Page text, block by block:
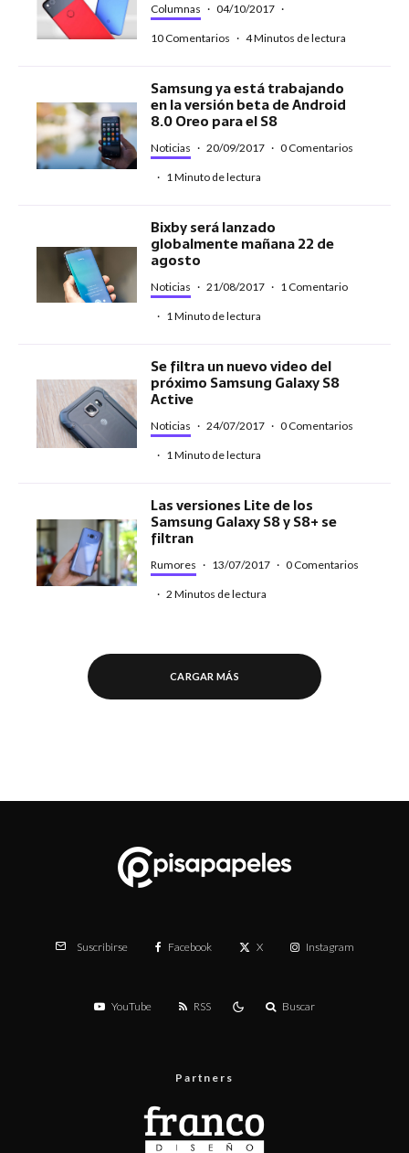
Columnas · 04/10/2017 ·
10 Comentarios · 4 Minutos de lectura
Samsung ya está trabajando
en la versión beta de Android
8.0 Oreo para el S8
Noticias · 20/09/2017 · 0 Comentarios
· 1 Minuto de lectura
Bixby será lanzado
globalmente mañana 22 de
agosto
Noticias · 21/08/2017 · 1 Comentario
· 1 Minuto de lectura
Se filtra un nuevo video del
próximo Samsung Galaxy S8
Active
Noticias · 24/07/2017 · 0 Comentarios
· 1 Minuto de lectura
Las versiones Lite de los
Samsung Galaxy S8 y S8+ se
filtran
Rumores · 13/07/2017 · 0 Comentarios
· 2 Minutos de lectura
CARGAR MÁS
Suscribirse Facebook X Instagram
YouTube RSS Buscar
Partners